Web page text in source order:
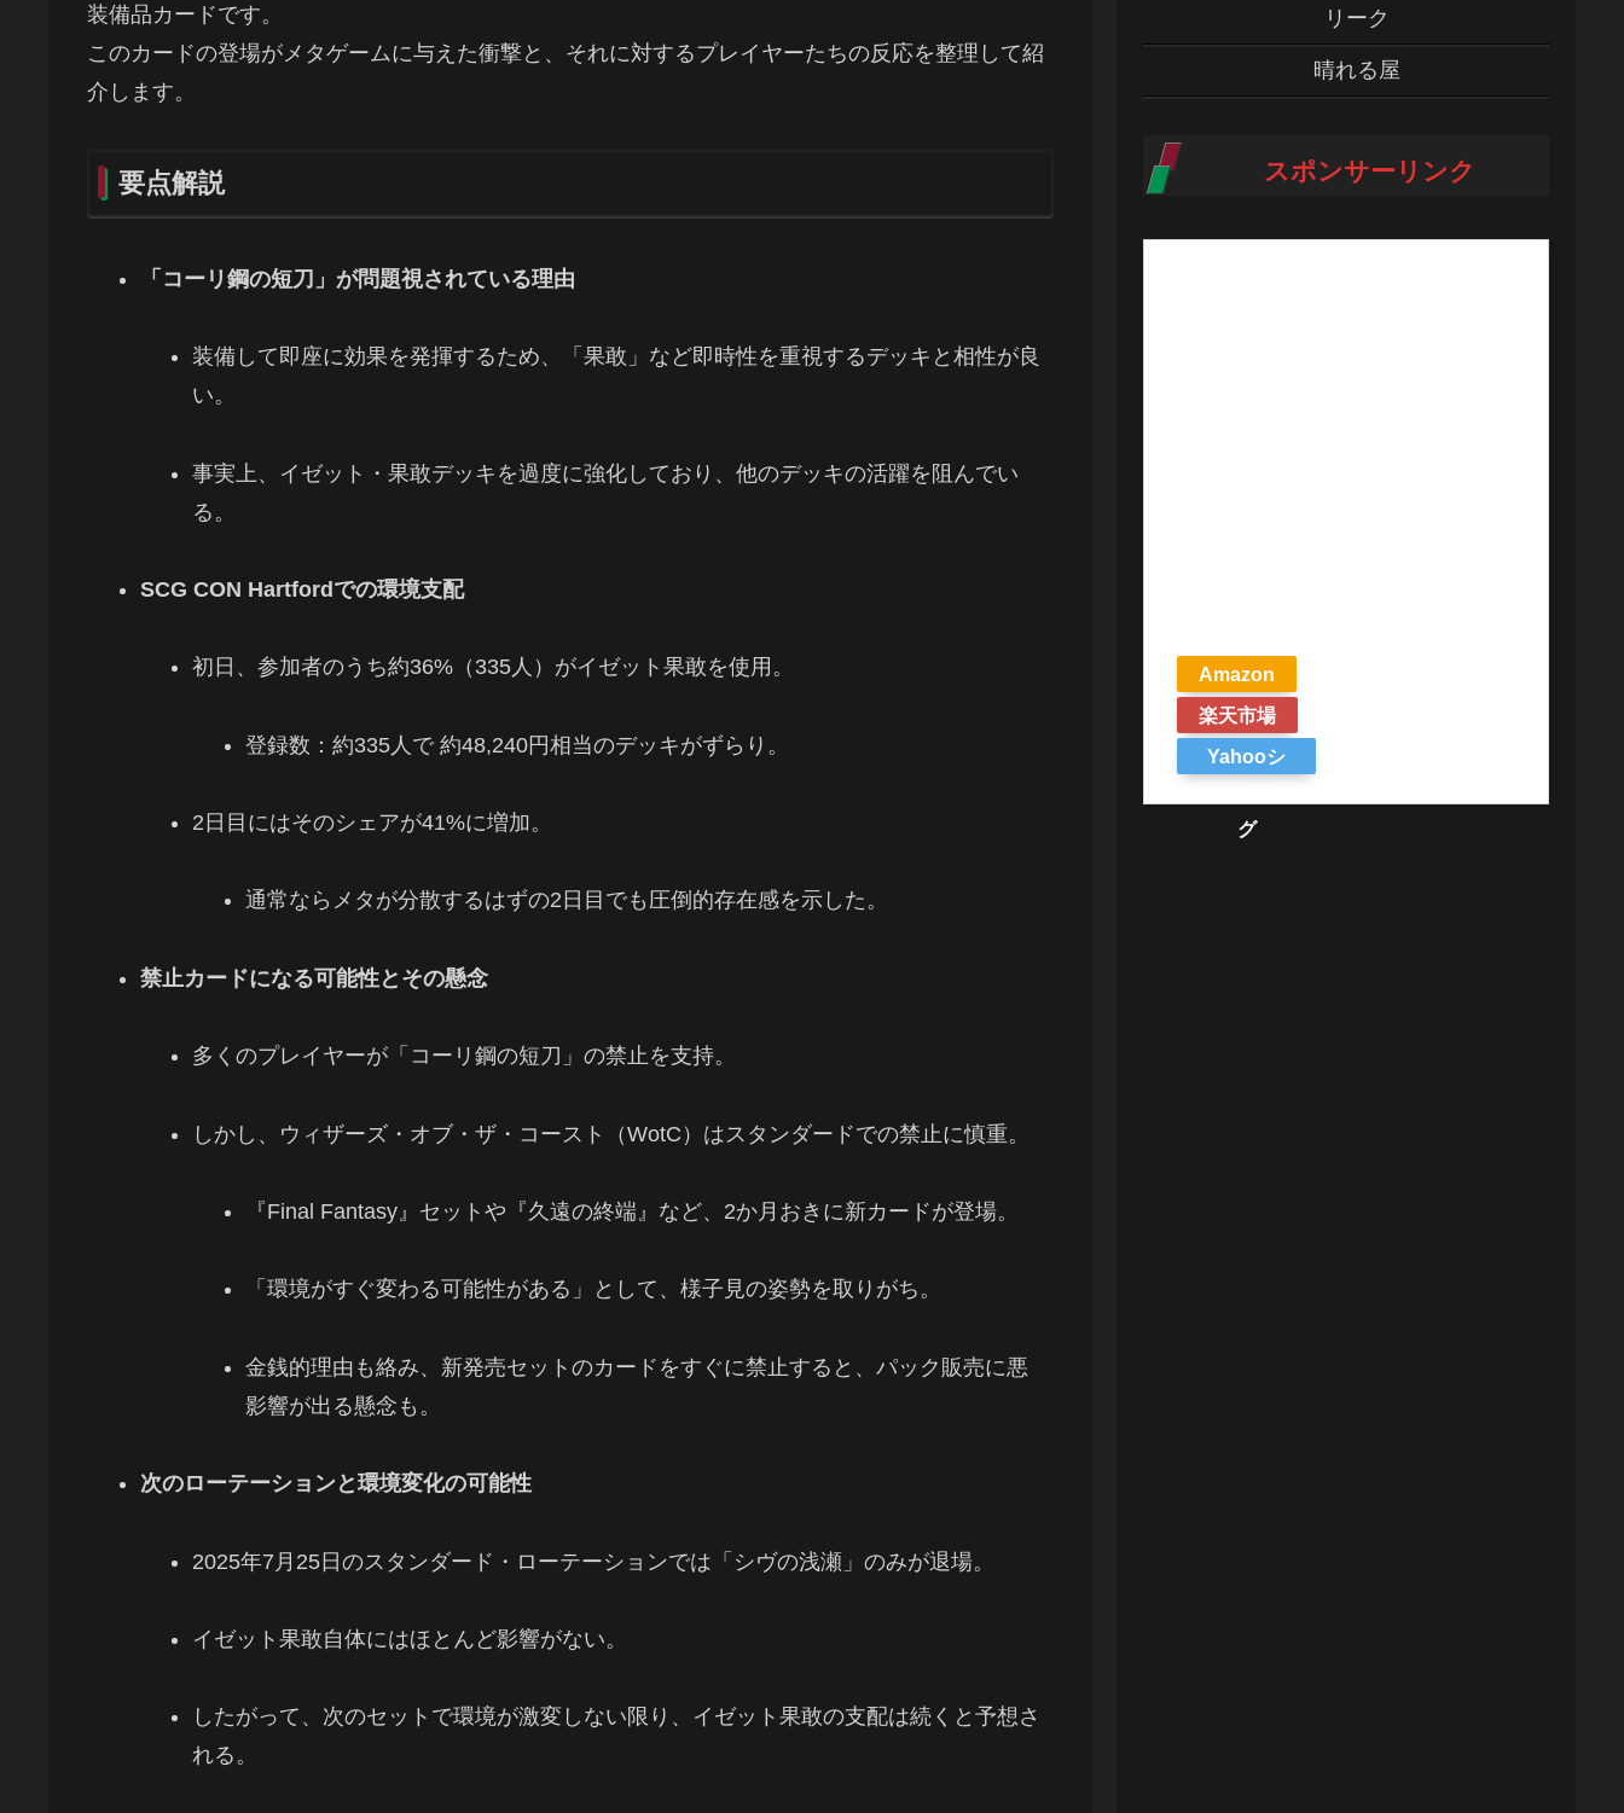
装備品カードです。
このカードの登場がメタゲームに与えた衝撃と、それに対するプレイヤーたちの反応を整理して紹
介します。
要点解説
「コーリ鋼の短刀」が問題視されている理由
装備して即座に効果を発揮するため、「果敢」など即時性を重視するデッキと相性が良
い。
事実上、イゼット・果敢デッキを過度に強化しており、他のデッキの活躍を阻んでい
る。
SCG CON Hartfordでの環境支配
初日、参加者のうち約36%（335人）がイゼット果敢を使用。
登録数：約335人で 約48,240円相当のデッキがずらり。
2日目にはそのシェアが41%に増加。
通常ならメタが分散するはずの2日目でも圧倒的存在感を示した。
禁止カードになる可能性とその懸念
多くのプレイヤーが「コーリ鋼の短刀」の禁止を支持。
しかし、ウィザーズ・オブ・ザ・コースト（WotC）はスタンダードでの禁止に慎重。
『Final Fantasy』セットや『久遠の終端』など、2か月おきに新カードが登場。
「環境がすぐ変わる可能性がある」として、様子見の姿勢を取りがち。
金銭的理由も絡み、新発売セットのカードをすぐに禁止すると、パック販売に悪
影響が出る懸念も。
次のローテーションと環境変化の可能性
2025年7月25日のスタンダード・ローテーションでは「シヴの浅瀬」のみが退場。
イゼット果敢自体にはほとんど影響がない。
したがって、次のセットで環境が激変しない限り、イゼット果敢の支配は続くと予想さ
れる。
リーク
晴れる屋
スポンサーリンク
Amazon
楽天市場
Yahooシ
グ